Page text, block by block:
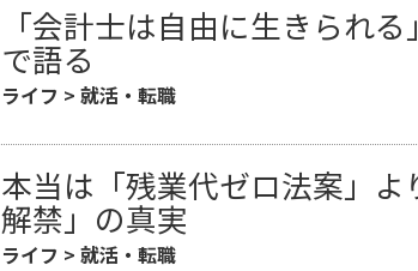
「会計士は自由に生きられ
で語る
ライフ >就活・転職
本当は「残業代ゼロ法案」
解禁」の真実
ライフ >就活・転職